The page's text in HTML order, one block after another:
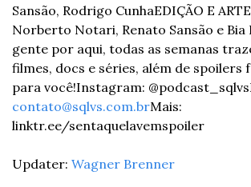
Sansão, Rodrigo CunhaEDIÇÃO E
Norberto Notari, Renato Sansão e Bia
gente por aqui, todas as semanas
filmes, docs e séries, além de spoilers
para você!Instagram: @podcast_sqlvs
contato@sqlvs.com.brMais:
linktr.ee/sentaquelavemspoiler
Updater: Wagner Brenner